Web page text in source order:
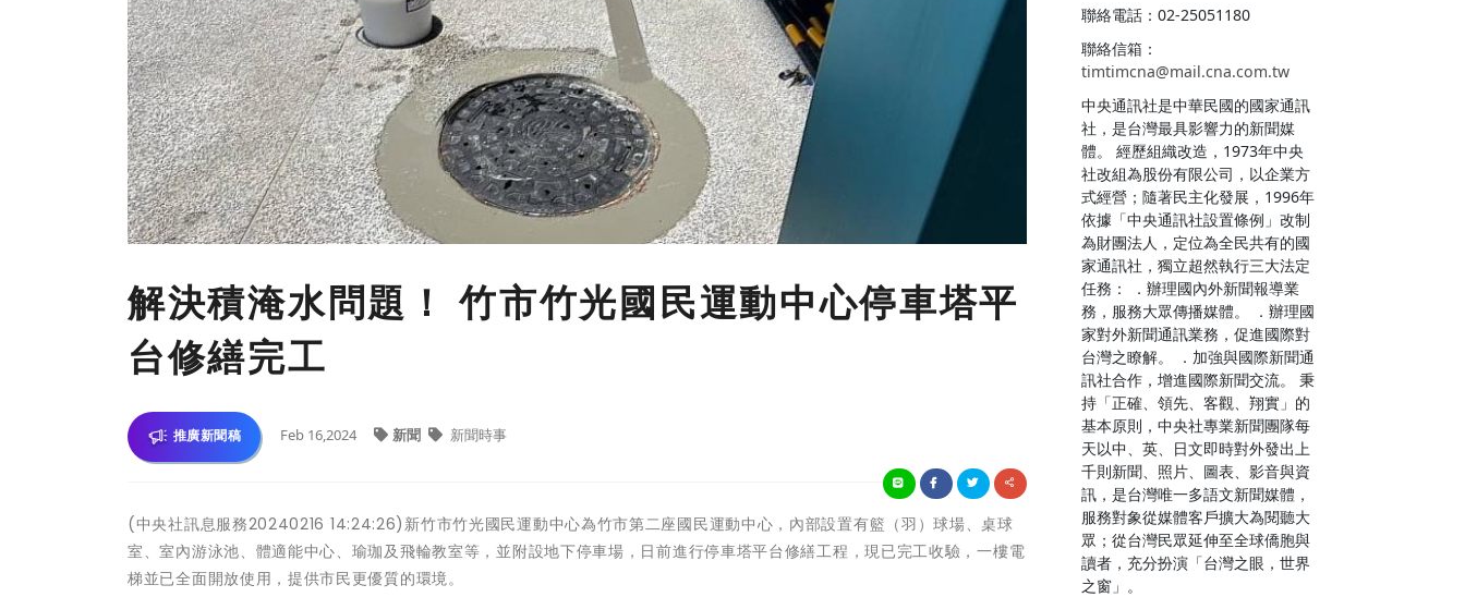
解決積淹水問題！ 竹市竹光國民運動中心停車塔平
台修繕完工
推廣新聞稿 Feb 16,2024 新聞 新聞時事
(中央社訊息服務20240216 14:24:26)新竹市竹光國民運動中心為竹市第二座國民運動中心，內部設置有籃（羽）球場、桌球
室、室內游泳池、體適能中心、瑜珈及飛輪教室等，並附設地下停車場，日前進行停車塔平台修繕工程，現已完工收驗，一樓電
梯並已全面開放使用，提供市民更優質的環境。
聯絡電話：02-25051180
聯絡信箱：
timtimcna@mail.cna.com.tw
中央通訊社是中華民國的國家通訊
社，是台灣最具影響力的新聞媒
體。 經歷組織改造，1973年中央
社改組為股份有限公司，以企業方
式經營；隨著民主化發展，1996年
依據「中央通訊社設置條例」改制
為財團法人，定位為全民共有的國
家通訊社，獨立超然執行三大法定
任務： ．辦理國內外新聞報導業
務，服務大眾傳播媒體。 ．辦理國
家對外新聞通訊業務，促進國際對
台灣之瞭解。 ．加強與國際新聞通
訊社合作，增進國際新聞交流。 秉
持「正確、領先、客觀、翔實」的
基本原則，中央社專業新聞團隊每
天以中、英、日文即時對外發出上
千則新聞、照片、圖表、影音與資
訊，是台灣唯一多語文新聞媒體，
服務對象從媒體客戶擴大為閱聽大
眾；從台灣民眾延伸至全球僑胞與
讀者，充分扮演「台灣之眼，世界
之窗」。